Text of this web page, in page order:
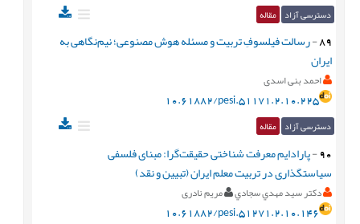
دسترسی آزاد مقاله
89
-رسالت فیلسوفِ تربیت و مسئله هوش مصنوعی؛ نیم‌نگاهی به
ایران
احمد بنی اسدی
10.61882/pesi.51171.2.10.225
دسترسی آزاد مقاله
90
-پارادایم معرفت‏ شناختی حقیقت‏‌گرا: مبنای فلسفی
سیاست‏گذاری در تربیت معلم ایران (تبیین و نقد)
دكتر سيد مهدي سجادي مریم نادری
10.61882/pesi.51271.2.10.146